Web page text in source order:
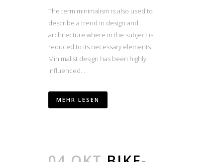
The term minimalism is also used to
describe a trend in design and
architecture where in the subject is
reduced to its necessary elements.
Minimalist design has been highly
influenced...
MEHR LESEN